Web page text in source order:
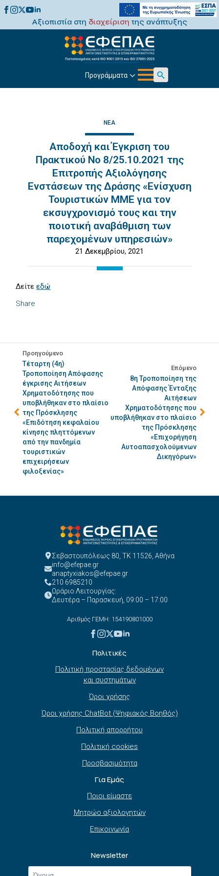
Αξιοπιστία στη διαχείριση της ανάπτυξης
Προγράμματα
Search
ΝΈΑ
Αποδοχή και Έγκριση του
Πρακτικού Νο 8/25.10.2021 της
Επιτροπής Αξιολόγησης
Ενστάσεων της Δράσης «Ενίσχυση
Τουριστικών ΜΜΕ για τον
εκσυγχρονισμό τους και την
ποιοτική αναβάθμιση των
παρεχομένων υπηρεσιών»
21 Δεκεμβρίου, 2021
Share
Δείτεεδώ
Προηγούμενο
Τέταρτη (4η)
Τροποποίηση Απόφασης
έγκρισης Αιτήσεων
Χρηματοδότησης που
υποβλήθηκαν στο πλαίσιο
της Πρόσκλησης
«Επιδότηση κεφαλαίου
κίνησης πληττόμενων
από την πανδημία
τουριστικών
επιχειρήσεων
φιλοξενίας»
Επόμενο
8η Τροποποίηση της
Απόφασης Ένταξης
Αιτήσεων
Χρηματοδότησης που
υποβλήθηκαν στο πλαίσιο
της Πρόσκλησης
«Επιχορήγηση
Αυτοαπασχολούμενων
Δικηγόρων»
Σεβαστουπόλεως 80, ΤΚ 11526, Αθήνα
info@efepae.gr
anaptyxiakos@efepae.gr
210 6985210
Ωράριο Λειτουργίας:
Δευτέρα – Παρασκευή, 09:00 – 17:00
Αριθμός ΓΕΜΗ: 154190801000
Πολιτικές
Πολιτική προστασίας δεδομένων
και συστημάτων
Όροι χρήσης
Όροι χρήσης ChatBot (Ψηφιακός Βοηθός)
Πολιτική απορρήτου
Πολιτική cookies
Προσβασιμότητα
Για Εμάς
Ποιοι είμαστε
Μητρώο αξιολογητών
Επικοινωνία
Newsletter
Όνομα